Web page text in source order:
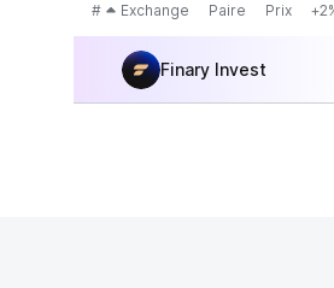
# Exchange Paire Prix
Finary Invest